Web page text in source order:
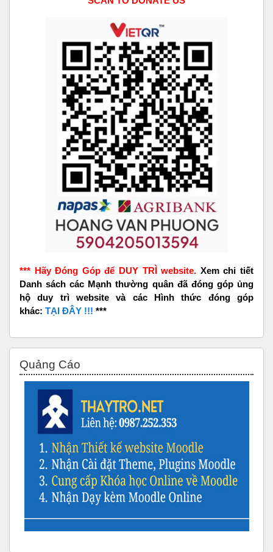
*** Hãy Đóng Góp để DUY TRÌ website. Xem chi tiết
Danh sách các Mạnh thường quân đã đóng góp ủng
hộ duy trì website và các Hình thức đóng góp
khác: TẠI ĐÂY !!! ***
Quảng Cáo